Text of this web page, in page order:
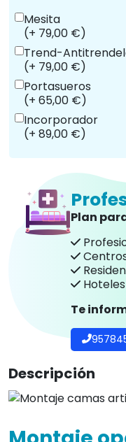
Mesita
(+ 79,00 €)
Trend-
(+ 79,00 €)
Portasueros
(+ 65,00 €)
Incorporador
(+ 89,00 €)
Plan
Hoteles
Te
Descripción